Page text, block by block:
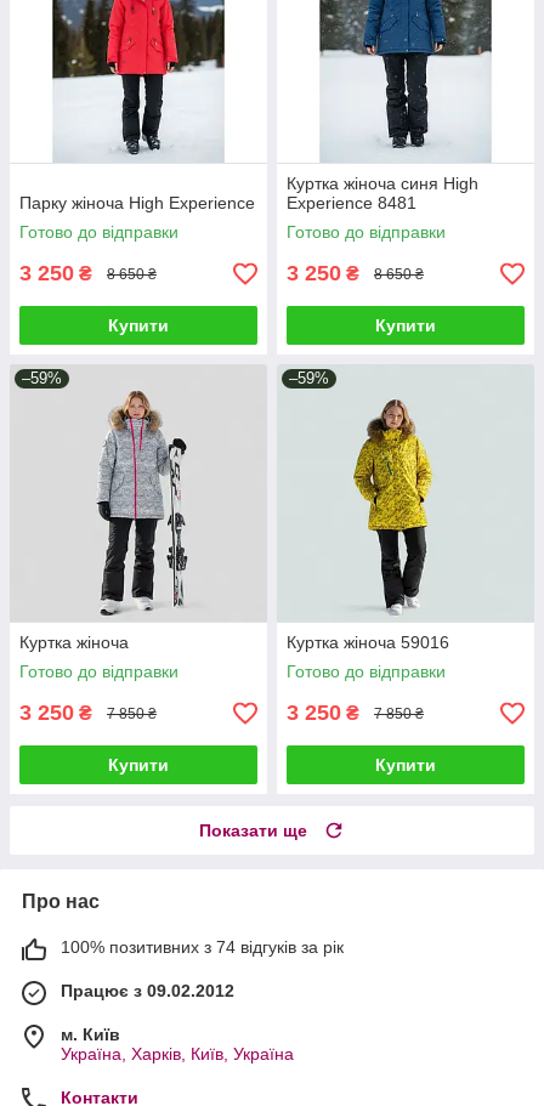
Парку жіноча High Experience
Готово до відправки
3 250 ₴ 8 650 ₴
Купити
Куртка жіноча синя High
Experience 8481
Готово до відправки
3 250 ₴ 8 650 ₴
Купити
–59%
Куртка жіноча
Готово до відправки
3 250 ₴ 7 850 ₴
Купити
–59%
Куртка жіноча 59016
Готово до відправки
3 250 ₴ 7 850 ₴
Купити
Показати ще
Про нас
100% позитивних з 74 відгуків за рік
Працює з 09.02.2012
м. Київ
Україна, Харків, Київ, Україна
Контакти